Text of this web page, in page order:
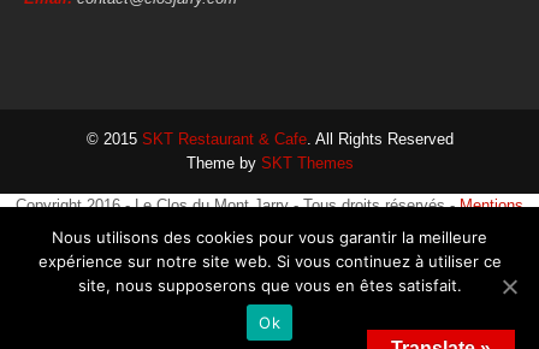
© 2015 SKT Restaurant & Cafe. All Rights Reserved
Theme by SKT Themes
Copyright 2016 - Le Clos du Mont Jarry - Tous droits réservés -Mentions
Nous utilisons des cookies pour vous garantir la meilleure
expérience sur notre site web. Si vous continuez à utiliser ce
site, nous supposerons que vous en êtes satisfait.
Ok